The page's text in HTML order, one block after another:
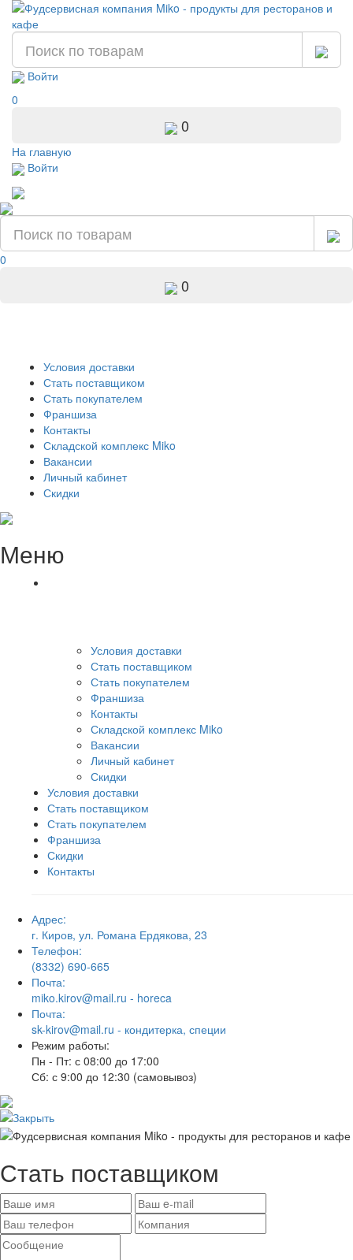
Войти
0
0
На главную
Войти
0
0
Условия доставки
Стать поставщиком
Стать покупателем
Франшиза
Контакты
Складской комплекс Miko
Вакансии
Личный кабинет
Скидки
Меню
Условия доставки
Стать поставщиком
Стать покупателем
Франшиза
Контакты
Складской комплекс Miko
Вакансии
Личный кабинет
Скидки
Условия доставки
Стать поставщиком
Стать покупателем
Франшиза
Скидки
Контакты
Адрес:
г. Киров, ул. Романа Ердякова, 23
Телефон:
(8332) 690-665
Почта:
miko.kirov@mail.ru - horeca
Почта:
sk-kirov@mail.ru - кондитерка, специи
Режим работы:
Пн - Пт: с 08:00 до 17:00
Сб: с 9:00 до 12:30 (самовывоз)
Стать поставщиком